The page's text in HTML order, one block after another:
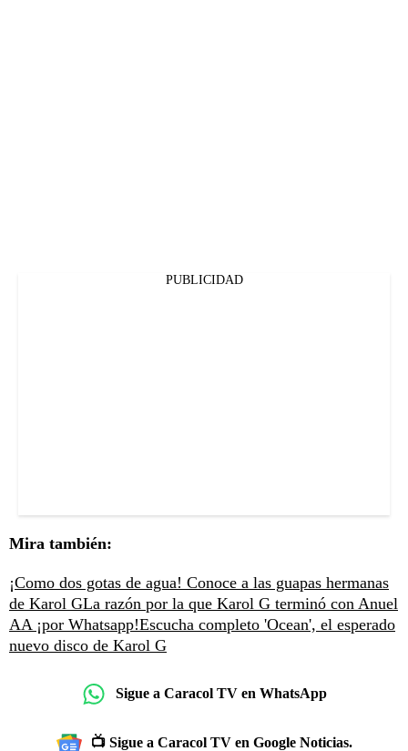
PUBLICIDAD
Mira también:
¡Como dos gotas de agua! Conoce a las guapas hermanas
de Karol GLa razón por la que Karol G terminó con Anuel
AA ¡por Whatsapp!Escucha completo 'Ocean', el esperado
nuevo disco de Karol G
Sigue a Caracol TV en WhatsApp
📺 Sigue a Caracol TV en Google Noticias.